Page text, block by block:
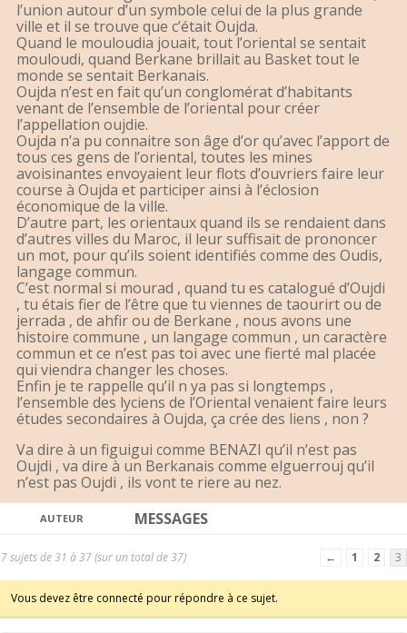
l’union autour d’un symbole celui de la plus grande
ville et il se trouve que c’était Oujda.
Quand le mouloudia jouait, tout l’oriental se sentait
mouloudi, quand Berkane brillait au Basket tout le
monde se sentait Berkanais.
Oujda n’est en fait qu’un conglomérat d’habitants
venant de l’ensemble de l’oriental pour créer
l’appellation oujdie.
Oujda n’a pu connaitre son âge d’or qu’avec l’apport de
tous ces gens de l’oriental, toutes les mines
avoisinantes envoyaient leur flots d’ouvriers faire leur
course à Oujda et participer ainsi à l’éclosion
économique de la ville.
D’autre part, les orientaux quand ils se rendaient dans
d’autres villes du Maroc, il leur suffisait de prononcer
un mot, pour qu’ils soient identifiés comme des Oudis,
langage commun.
C’est normal si mourad , quand tu es catalogué d’Oujdi
, tu étais fier de l’être que tu viennes de taourirt ou de
jerrada , de ahfir ou de Berkane , nous avons une
histoire commune , un langage commun , un caractère
commun et ce n’est pas toi avec une fierté mal placée
qui viendra changer les choses.
Enfin je te rappelle qu’il n ya pas si longtemps ,
l’ensemble des lyciens de l’Oriental venaient faire leurs
études secondaires à Oujda, ça crée des liens , non ?
Va dire à un figuigui comme BENAZI qu’il n’est pas
Oujdi , va dire à un Berkanais comme elguerrouj qu’il
n’est pas Oujdi , ils vont te riere au nez.
AUTEUR MESSAGES
7 sujets de 31 à 37 (sur un total de 37) ← 1 2 3
Vous devez être connecté pour répondre à ce sujet.